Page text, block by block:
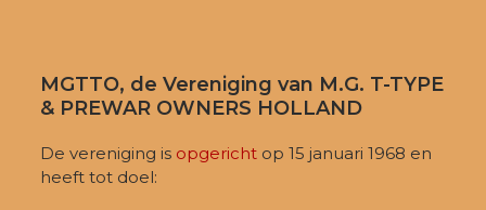
MGTTO, de Vereniging van M.G. T-TYPE
& PREWAR OWNERS HOLLAND
De vereniging is opgericht op 15 januari 1968 en
heeft tot doel: